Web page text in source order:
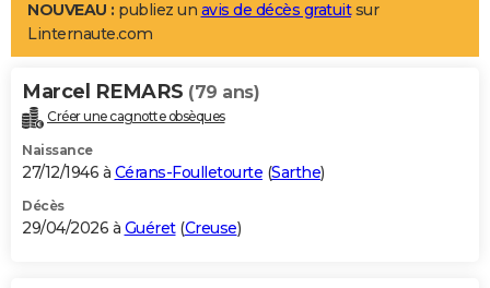
LIFESTYLE
Art de vivre
Bien-être
Loisirs
Mode
Modes de vie
Alimentation
Guide de la santé
Maladies
Médicaments
Sommeil
VOYAGE
Destinations
City break
Voyage nature
Voyage de noces
Forum
Climat
+PHOTO
GUIDES D'ACHAT
BONS PLANS
NOUVEAU : publiez un avis de décès gratuitsur
Linternaute.com
Marcel REMARS (79 ans)
Créer une cagnotte obsèques
Naissance
27/12/1946 à Cérans-Foulletourte (Sarthe)
Décès
29/04/2026 à Guéret(Creuse)